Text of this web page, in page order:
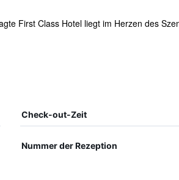
First Class Hotel liegt im Herzen des
Check-out-Zeit
Nummer der Rezeption